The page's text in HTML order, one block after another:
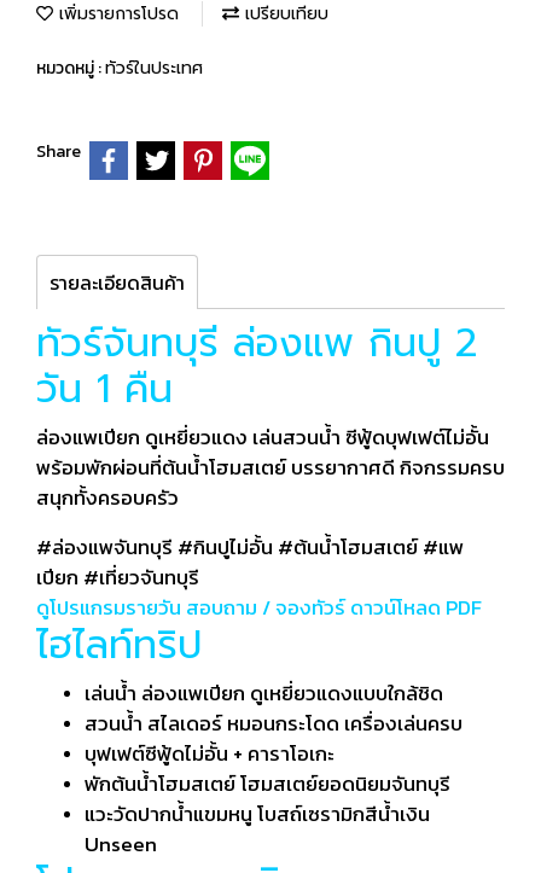
เพิ่มรายการโปรด เปรียบเทียบ
หมวดหมู่ :ทัวร์ในประเทศ
Share
รายละเอียดสินค้า
ทัวร์จันทบุรี ล่องแพ กินปู 2
วัน 1 คืน
ล่องแพเปียก ดูเหยี่ยวแดง เล่นสวนน้ำ ซีฟู้ดบุฟเฟต์ไม่อั้น
พร้อมพักผ่อนที่ต้นน้ำโฮมสเตย์ บรรยากาศดี กิจกรรมครบ
สนุกทั้งครอบครัว
#ล่องแพจันทบุรี #กินปูไม่อั้น #ต้นน้ำโฮมสเตย์#แพ
เปียก #เที่ยวจันทบุรี
ดูโปรแกรมรายวัน สอบถาม / จองทัวร์ดาวน์โหลด PDF
ไฮไลท์ทริป
เล่นน้ำ ล่องแพเปียก ดูเหยี่ยวแดงแบบใกล้ชิด
สวนน้ำ สไลเดอร์ หมอนกระโดด เครื่องเล่นครบ
บุฟเฟต์ซีฟู้ดไม่อั้น + คาราโอเกะ
พักต้นน้ำโฮมสเตย์ โฮมสเตย์ยอดนิยมจันทบุรี
แวะวัดปากน้ำแขมหนู โบสถ์เซรามิกสีน้ำเงิน
Unseen